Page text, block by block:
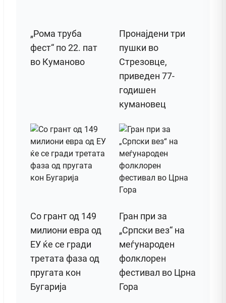
„Рома труба
фест“ по 22. пат
во Куманово
Пронајдени три
пушки во
Стрезовце,
приведен 77-
годишен
кумановец
Со грант од 149
милиони евра од
ЕУ ќе се гради
третата фаза од
пругата кон
Бугарија
Гран при за
„Српски вез“ на
меѓународен
фолклорен
фестивал во Црна
Гора